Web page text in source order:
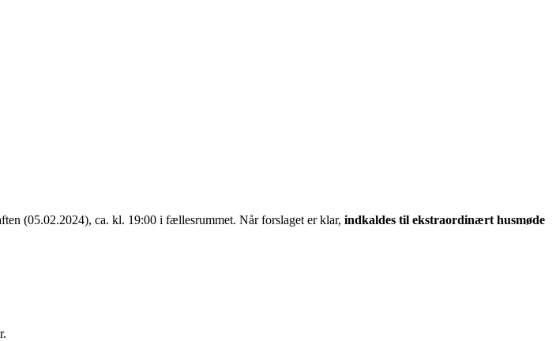
(05.02.2024), ca. kl. 19:00 i fællesrummet. Når forslaget er klar, indkaldes til ekstraordinært husmøde